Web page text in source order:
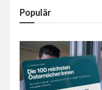
Populär